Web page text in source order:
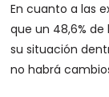
En cuanto a las
que un 48,6%
su situación
no habrá